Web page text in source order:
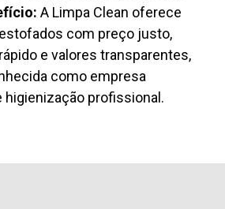
A Limpa Clean oferece
com preço justo,
e valores transparentes,
como empresa
higienização profissional.